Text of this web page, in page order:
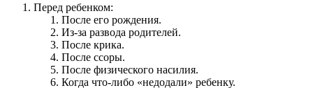
Перед ребенком:
После его рождения.
Из-за развода родителей.
После крика.
После ссоры.
После физического насилия.
Когда что-либо «недодали» ребенку.